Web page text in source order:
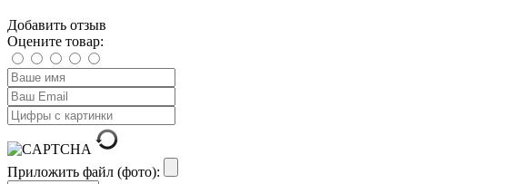
Добавить отзыв
Оцените товар:
Приложить файл (фото):